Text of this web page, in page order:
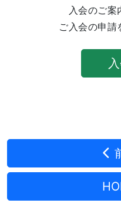
入会のご案
ご入会の申請